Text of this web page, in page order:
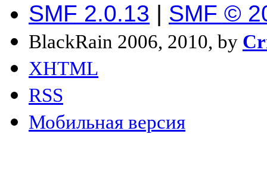
SMF 2.0.13 | SMF ©
BlackRain 2006, 2010, by
XHTML
RSS
Мобильная версия